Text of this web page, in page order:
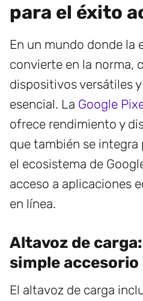
para el éxito
En un mundo donde la
convierte en la norma,
dispositivos versátiles
esencial. La Google
ofrece rendimiento y
que también se
el ecosistema de
acceso a aplicaciones
en línea.
Altavoz de
simple accesorio
El altavoz de carga